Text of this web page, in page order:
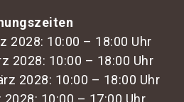
2028: 10:00 – 18:00 Uhr
2028: 10:00 – 18:00 Uhr
2028: 10:00 – 18:00 Uhr
2028: 10:00 – 17:00 Uhr